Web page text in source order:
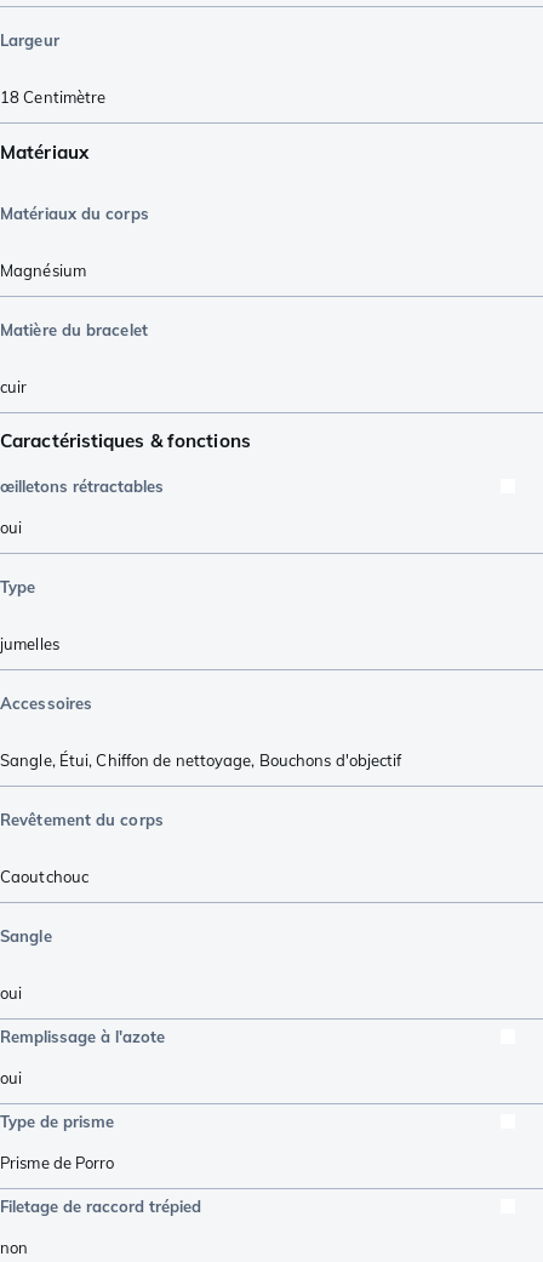
Largeur
18Centimètre
Matériaux
Matériaux du corps
Magnésium
Matière du bracelet
cuir
Caractéristiques & fonctions
œilletons rétractables
oui
Type
jumelles
Accessoires
Sangle, Étui,Chiffon de nettoyage, Bouchons d'objectif
Revêtement du corps
Caoutchouc
Sangle
oui
Remplissage à l'azote
oui
Type de prisme
Prisme de Porro
Filetage de raccord trépied
non